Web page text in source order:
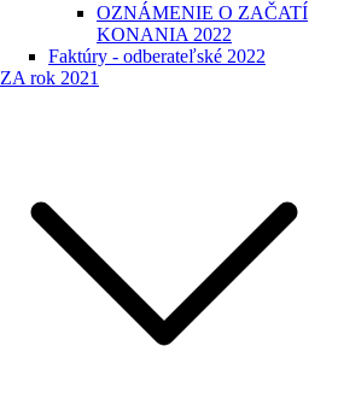
OZNÁMENIE O ZAČATÍ
KONANIA 2022
Faktúry - odberateľské 2022
ZA rok 2021